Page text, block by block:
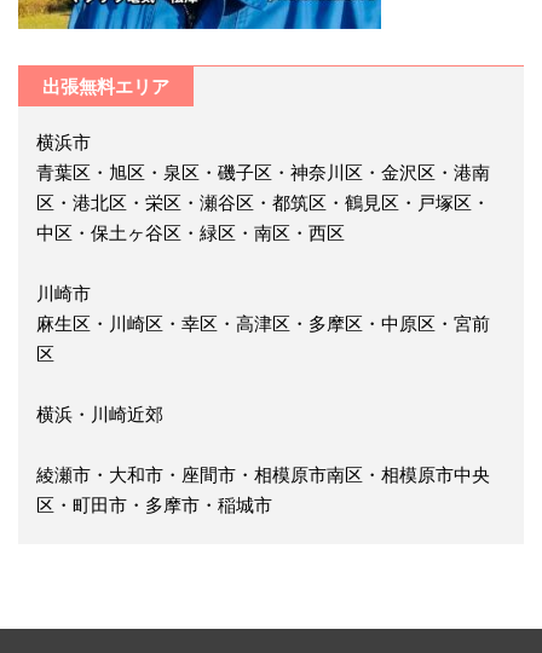
出張無料エリア
横浜市
青葉区・旭区・泉区・磯子区・神奈川区・金沢区・港南
区・港北区・栄区・瀬谷区・都筑区・鶴見区・戸塚区・
中区・保土ヶ谷区・緑区・南区・西区
川崎市
麻生区・川崎区・幸区・高津区・多摩区・中原区・宮前
区
横浜・川崎近郊
綾瀬市・大和市・座間市・相模原市南区・相模原市中央
区・町田市・多摩市・稲城市